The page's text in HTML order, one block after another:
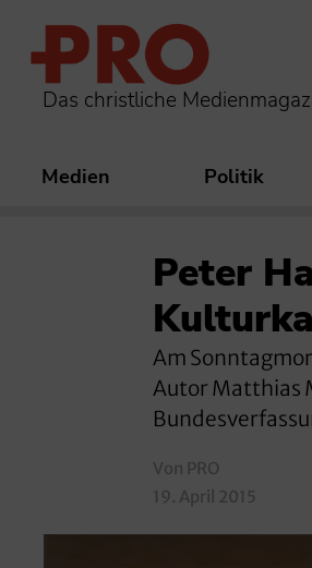
Das christliche
Medien Politik
Peter
Am
Autor Matthias
Von PRO
19. April 2015